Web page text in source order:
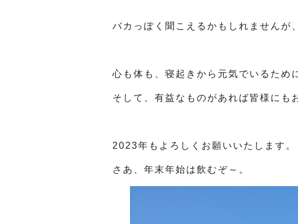
バカっぽく聞こえるかもしれませんが
心も体も、寝起きから元気でいるため
そして、有益なものがあれば皆様にも
2023年もよろしくお願いいたします。
さあ、年末年始は飲むぞ～。